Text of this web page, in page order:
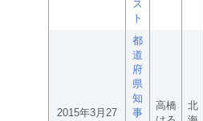
ス
ト
2015年3月27
都
道
府
県
知
事
高橋
北